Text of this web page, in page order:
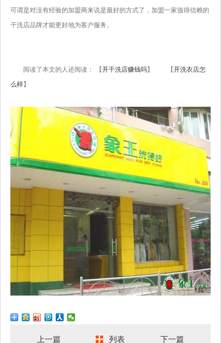
可谓是对没有经验的加盟商来说是最好的方式了，加盟一家值得信赖的
干洗店品牌才能更好地为客户服务。
阅读了本文的人还阅读： 【开干洗店赚钱吗】 【开洗衣店怎
么样】
上一篇 列表 下一篇